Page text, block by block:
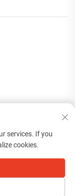
services. If you
cookies.